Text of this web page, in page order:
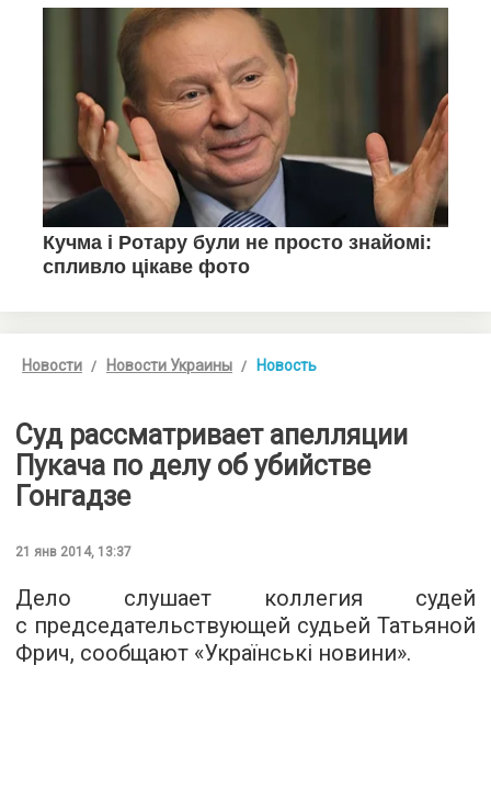
Новости Новости Украины Новость
Суд рассматривает апелляции
Пукача по делу об убийстве
Гонгадзе
21 янв 2014, 13:37
Дело слушает коллегия судей
с председательствующей судьей Татьяной
Фрич, сообщают «Українські новини».